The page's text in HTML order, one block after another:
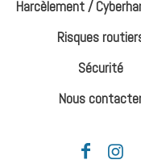
Harcèlement /
Risques
Sécurité
Nous